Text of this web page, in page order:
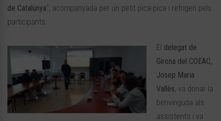
de Catalunya“, acompanyada per un petit pica-pica i refrigeri pels
participants.
El delegat de
Girona del COEAC,
Josep Maria
Vallès, va donar la
benvinguda als
assistents i va